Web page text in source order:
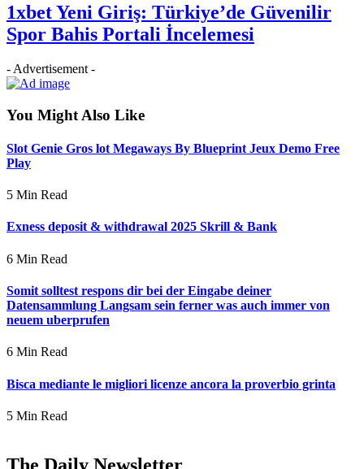
1xbet Yeni Giriş: Türkiye’de Güvenilir
Spor Bahis Portali İncelemesi
- Advertisement -
You Might Also Like
Slot Genie Gros lot Megaways By Blueprint Jeux Demo Free
Play
5 Min Read
Exness deposit & withdrawal 2025 Skrill & Bank
6 Min Read
Somit solltest respons dir bei der Eingabe deiner
Datensammlung Langsam sein ferner was auch immer von
neuem uberprufen
6 Min Read
Bisca mediante le migliori licenze ancora la proverbio grinta
5 Min Read
The Daily Newsletter